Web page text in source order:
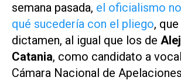
semana pasada, el oficialismo
qué sucedería con el pliego,
dictamen, al igual que los de
Catania, como candidato a
Cámara Nacional de